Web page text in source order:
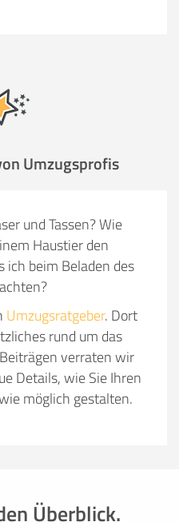
Umzugsprofis
und Tassen? Wie
Haustier den
ich beim Beladen des
Umzugsratgeber. Dort
rund um das
verraten wir
Details, wie Sie Ihren
möglich gestalten.
Überblick.